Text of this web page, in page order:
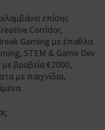
επίσης
Corridor,
Gaming με έπαθλα
STEM & Game Dev
βραβεία €2000,
με παιχνίδια,